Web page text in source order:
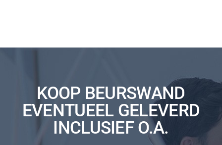
KOOP BEURSWAND
EVENTUEEL GELEVERD
INCLUSIEF O.A.